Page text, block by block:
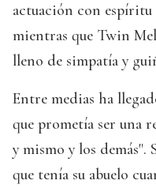
actuación con
mientras que Twin
lleno de simpatía y
Entre medias ha
que prometía ser una
y mismo y los demás".
que tenía su abuelo